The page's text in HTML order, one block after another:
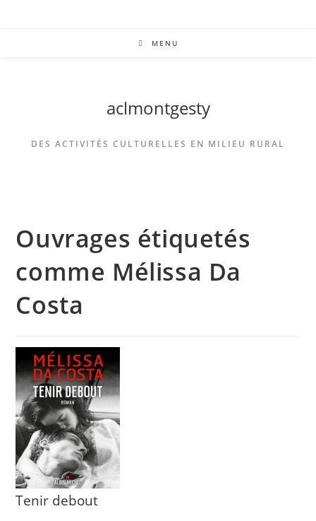
MENU
aclmontgesty
DES ACTIVITÉS CULTURELLES EN MILIEU RURAL
Ouvrages étiquetés
comme Mélissa Da
Costa
Tenir debout